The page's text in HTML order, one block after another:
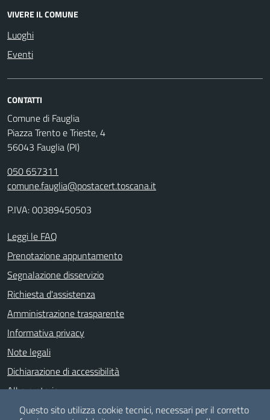
VIVERE IL COMUNE
Luoghi
Eventi
CONTATTI
Comune di Fauglia
Piazza Trento e Trieste, 4
56043 Fauglia (PI)
050 657311
comune.fauglia@postacert.toscana.it
P.IVA: 00389450503
Leggi le FAQ
Prenotazione appuntamento
Segnalazione disservizio
Richiesta d'assistenza
Amministrazione trasparente
Informativa privacy
Note legali
Dichiarazione di accessibilità
Albo pretorio
Meccanismo di feedback
Questo sito utilizza cookie tecnici, necessari per il corretto